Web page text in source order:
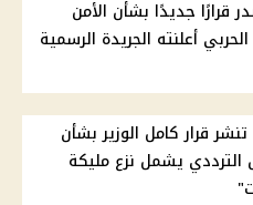
قرارًا جديدًا بشأن الأمن
أعلنته الجريدة الرسمية
قرار كامل الوزير بشأن
الترددي يشمل نزع مليكة